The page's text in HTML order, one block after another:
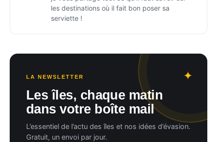
les destinations où il fait bon poser sa
serviette !
LA NEWSLETTER
Les îles, chaque matin
dans votre boîte mail
L’essentiel de l’actu des îles et nos idées d’évasion.
Gratuit, un envoi par jour.